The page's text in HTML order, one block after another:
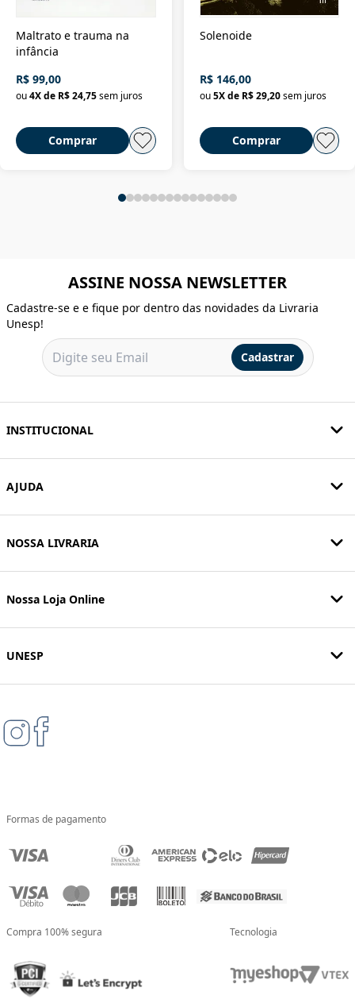
Maltrato e trauma na
infância
R$ 99,00
ou4X de R$ 24,75sem juros
Comprar
Solenoide
R$ 146,00
ou 5X de R$ 29,20 sem juros
Comprar
ASSINE NOSSA NEWSLETTER
Cadastre-se e e fique por dentro das novidades da Livraria
Unesp!
Cadastrar
INSTITUCIONAL
AJUDA
NOSSA LIVRARIA
Nossa Loja Online
UNESP
Formas de pagamento
Compra 100% segura Tecnologia